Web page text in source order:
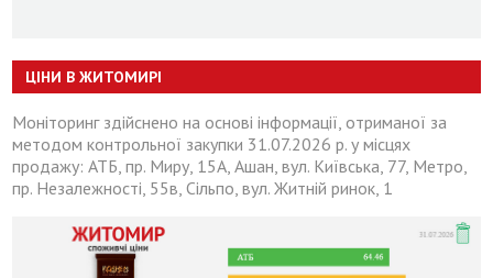
ЦІНИ В ЖИТОМИРІ
Моніторинг здійснено на основі інформації, отриманої за
методом контрольної закупки 31.07.2026 р. у місцях
продажу: АТБ, пр. Миру, 15А, Ашан, вул. Київська, 77, Метро,
пр. Незалежності, 55в, Сільпо, вул. Житній ринок, 1